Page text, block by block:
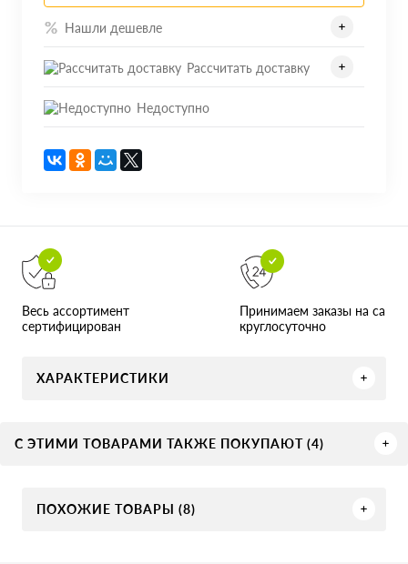
Нашли дешевле
Рассчитать доставку
Недоступно
Весь ассортимент
сертифицирован
Принимаем заказы на сайте
круглосуточно
ХАРАКТЕРИСТИКИ
С ЭТИМИ ТОВАРАМИ ТАКЖЕ ПОКУПАЮТ (4)
ПОХОЖИЕ ТОВАРЫ (8)